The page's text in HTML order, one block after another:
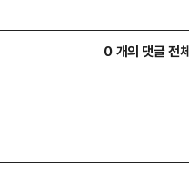
0 개의 댓글 전